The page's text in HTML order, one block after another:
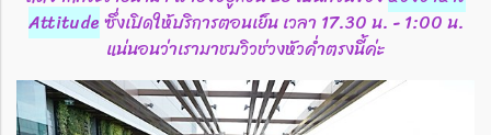
Attitudeซึ่งเปิดให้บริการตอนเย็น เวลา 17.30 น. - 1:00 น.
แน่นอนว่าเรามาชมวิวช่วงหัวค่ำตรงนี้ค่ะ